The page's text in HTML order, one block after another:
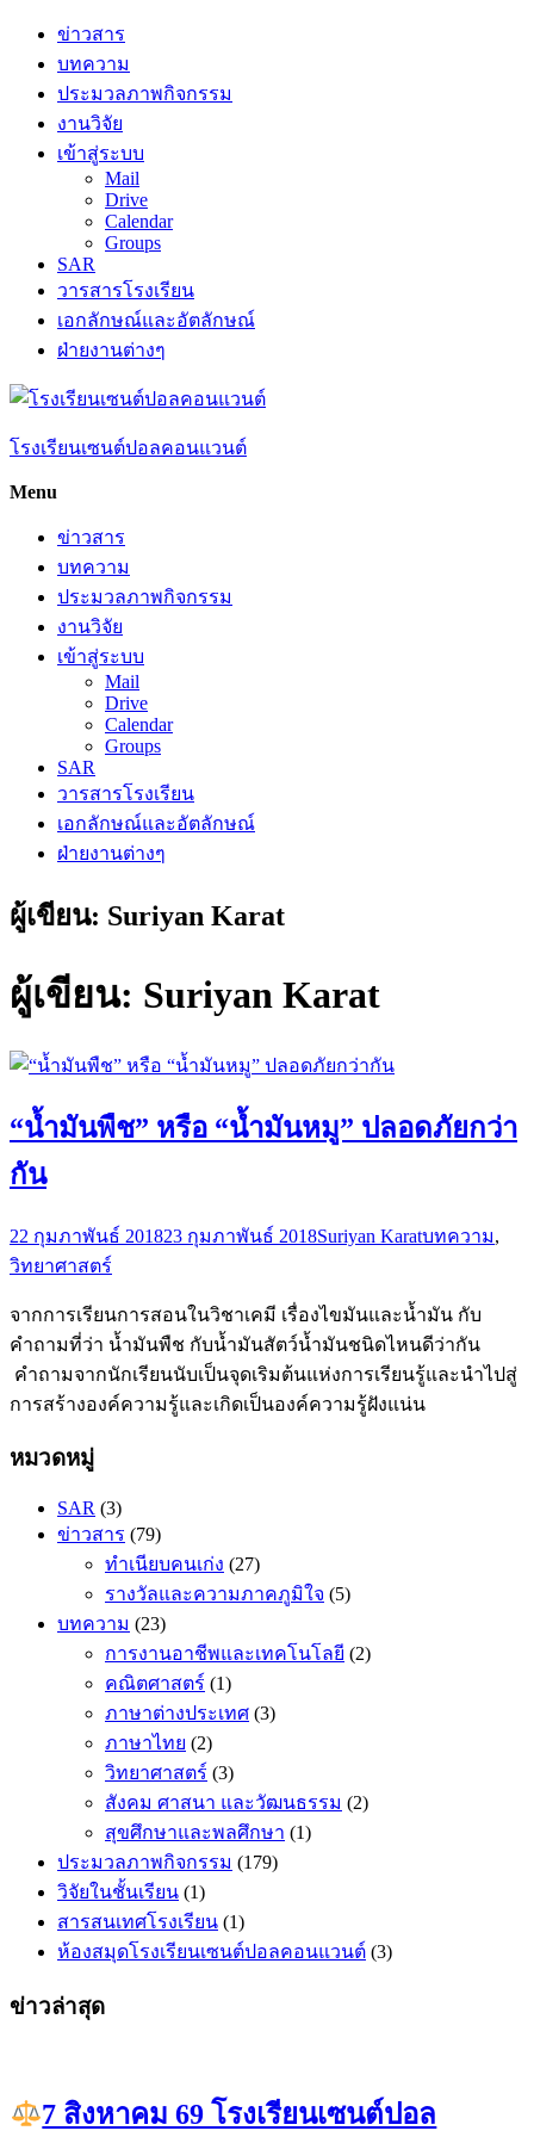
Skip
content
ข่าวสาร
บทความ
ประมวลภาพกิจกรรม
งานวิจัย
เข้าสู่ระบบ
Mail
Drive
Calendar
Groups
SAR
วารสารโรงเรียน
เอกลักษณ์และอัตลักษณ์
ฝ่ายงานต่างๆ
โรงเรียนเซนต์ปอลคอนแวนต์
Menu
ข่าวสาร
บทความ
ประมวลภาพกิจกรรม
งานวิจัย
เข้าสู่ระบบ
Mail
Drive
Calendar
Groups
SAR
วารสารโรงเรียน
เอกลักษณ์และอัตลักษณ์
ฝ่ายงานต่างๆ
ผู้เขียน: Suriyan Karat
ผู้เขียน: Suriyan Karat
“น้ำมันพืช” หรือ “น้ำมันหมู” ปลอดภัยกว่า
กัน
22 กุมภาพันธ์ 201823 กุมภาพันธ์ 2018Suriyan Karatบทความ,
วิทยาศาสตร์
จากการเรียนการสอนในวิชาเคมี เรื่องไขมันและน้ำมัน กับ
คำถามที่ว่า น้ำมันพืช กับน้ำมันสัตว์น้ำมันชนิดไหนดีว่ากัน
คำถามจากนักเรียนนับเป็นจุดเริมต้นแห่งการเรียนรู้และนำไปสู่
การสร้างองค์ความรู้และเกิดเป็นองค์ความรู้ฝังแน่น
หมวดหมู่
SAR (3)
ข่าวสาร (79)
ทำเนียบคนเก่ง (27)
รางวัลและความภาคภูมิใจ (5)
บทความ (23)
การงานอาชีพและเทคโนโลยี (2)
คณิตศาสตร​์ (1)
ภาษาต่างประเทศ (3)
ภาษาไทย (2)
วิทยาศาสตร์ (3)
สังคม ศาสนา และวัฒนธรรม (2)
สุขศึกษาและพลศึกษา (1)
ประมวลภาพกิจกรรม (179)
วิจัยในชั้นเรียน (1)
สารสนเทศโรงเรียน (1)
ห้องสมุดโรงเรียนเซนต์ปอลคอนแวนต์ (3)
ข่าวล่าสุด
7 สิงหาคม 69 โรงเรียนเซนต์ปอล